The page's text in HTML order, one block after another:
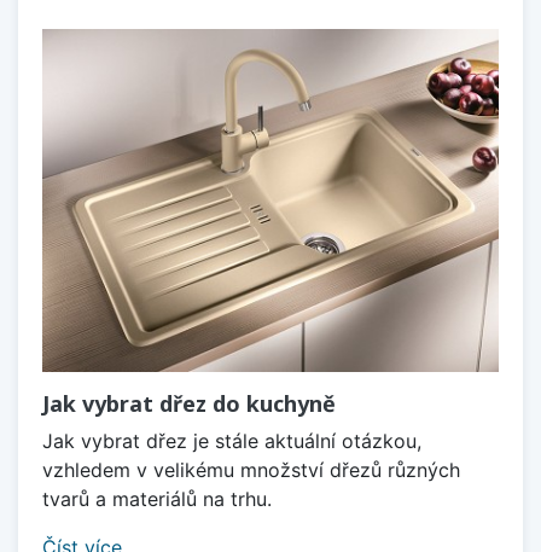
Jak vybrat dřez do kuchyně
Jak vybrat dřez je stále aktuální otázkou,
vzhledem v velikému množství dřezů různých
tvarů a materiálů na trhu.
Číst více